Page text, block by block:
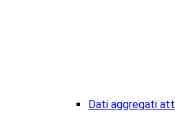
Dati aggregati